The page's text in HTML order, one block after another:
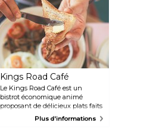
Kings Road Café
Le Kings Road Café est un
bistrot économique animé
proposant de délicieux plats faits
maison servis en portions
généreuses. Si vous êtes amateur
Plus d'informations